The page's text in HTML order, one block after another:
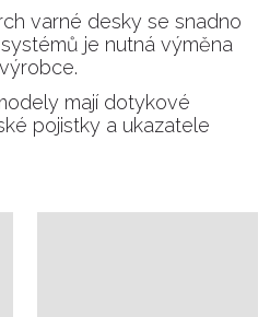
varné desky se snadno
je nutná výměna
mají dotykové
pojistky a ukazatele